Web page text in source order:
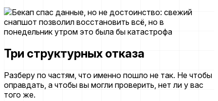
Три структурных отказа
Разберу по частям, что именно пошло не так. Не чтобы
оправдать, а чтобы вы могли проверить, нет ли у вас
того же.